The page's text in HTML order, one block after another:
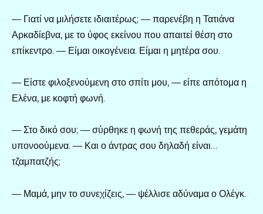
— Γιατί να μιλήσετε ιδιαιτέρως; — παρενέβη η Τατιάνα
Αρκαδίεβνα, με το ύφος εκείνου που απαιτεί θέση στο
επίκεντρο. — Είμαι οικογένεια. Είμαι η μητέρα σου.
— Είστε φιλοξενούμενη στο σπίτι μου, — είπε απότομα η
Ελένα, με κοφτή φωνή.
— Στο δικό σου; — σύρθηκε η φωνή της πεθεράς, γεμάτη
υπονοούμενα. — Και ο άντρας σου δηλαδή είναι…
τζαμπατζής;
— Μαμά, μην το συνεχίζεις, — ψέλλισε αδύναμα ο Ολέγκ.